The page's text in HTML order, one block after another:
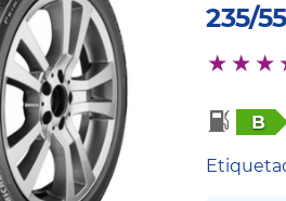
235/
B